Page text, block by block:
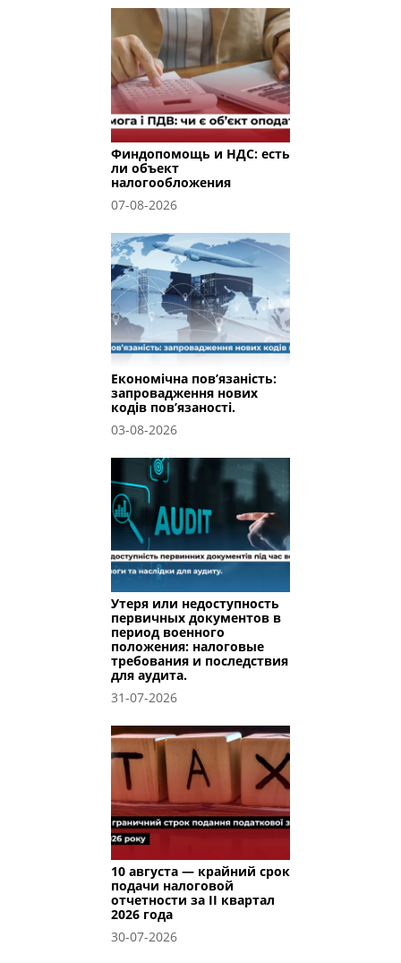
Финдопомощь и НДС: есть
ли объект
налогообложения
07-08-2026
Економічна пов’язаність:
запровадження нових
кодів пов’язаності.
03-08-2026
Утеря или недоступность
первичных документов в
период военного
положения: налоговые
требования и последствия
для аудита.
31-07-2026
10 августа — крайний срок
подачи налоговой
отчетности за II квартал
2026 года
30-07-2026